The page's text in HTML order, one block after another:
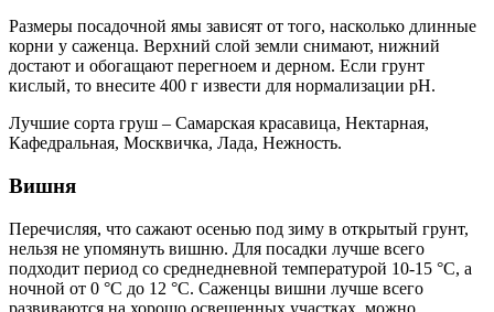
Размеры посадочной ямы зависят от того, насколько длинные
корни у саженца. Верхний слой земли снимают, нижний
достают и обогащают перегноем и дерном. Если грунт
кислый, то внесите 400 г извести для нормализации pH.
Лучшие сорта груш – Самарская красавица, Нектарная,
Кафедральная, Москвичка, Лада, Нежность.
Вишня
Перечисляя, что сажают осенью под зиму в открытый грунт,
нельзя не упомянуть вишню. Для посадки лучше всего
подходит период со среднедневной температурой 10-15 °С, а
ночной от 0 °С до 12 °С. Саженцы вишни лучше всего
развиваются на хорошо освещенных участках, можно